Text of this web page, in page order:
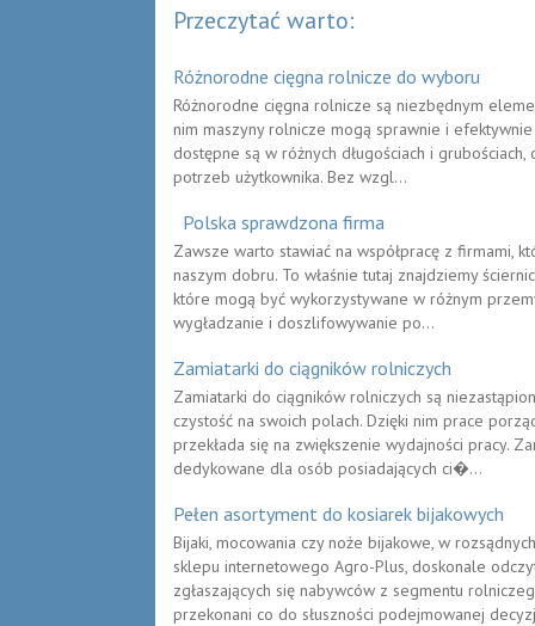
Przeczytać warto:
Różnorodne cięgna rolnicze do wyboru
Różnorodne cięgna rolnicze są niezbędnym
nim maszyny rolnicze mogą sprawnie i
dostępne są w różnych długościach i
potrzeb użytkownika. Bez wzgl...
Polska sprawdzona firma
Zawsze warto stawiać na współpracę z firmami,
naszym dobru. To właśnie tutaj znajdziemy
które mogą być wykorzystywane w różnym
wygładzanie i doszlifowywanie po...
Zamiatarki do ciągników rolniczych
Zamiatarki do ciągników rolniczych są
czystość na swoich polach. Dzięki nim prace
przekłada się na zwiększenie wydajności pracy.
dedykowane dla osób posiadających ci�...
Pełen asortyment do kosiarek bijakowych
Bijaki, mocowania czy noże bijakowe, w
sklepu internetowego Agro-Plus, doskonale
zgłaszających się nabywców z segmentu
przekonani co do słuszności podejmowanej